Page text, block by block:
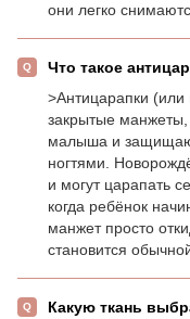
они легко
Что такое
>Антицарапки
закрытые манжеты,
малыша и
ногтями.
и могут царапать
когда ребёнок
манжет просто
становится
Какую ткань